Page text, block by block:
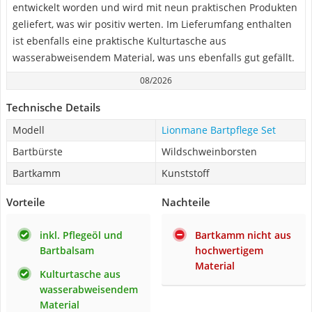
entwickelt worden und wird mit neun praktischen Produkten
geliefert, was wir positiv werten. Im Lieferumfang enthalten
ist ebenfalls eine praktische Kulturtasche aus
wasserabweisendem Material, was uns ebenfalls gut gefällt.
08/2026
Technische Details
Modell
Lionmane Bartpflege Set
Bartbürste
Wildschweinborsten
Bartkamm
Kunststoff
Vorteile
inkl. Pflegeöl und
Bartbalsam
Kulturtasche aus
wasserabweisendem
Material
Nachteile
Bartkamm nicht aus
hochwertigem
Material